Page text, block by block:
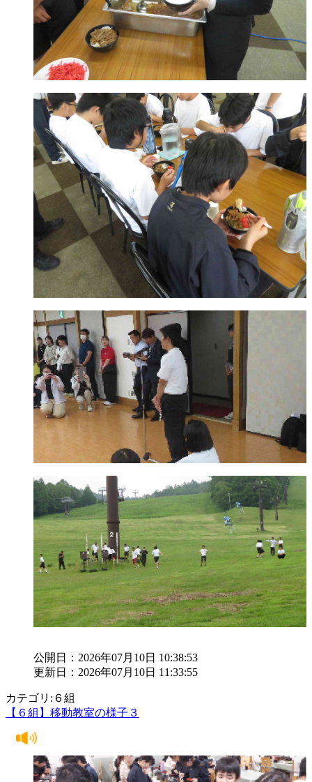
公開日：2026年07月10日 10:38:53
更新日：2026年07月10日 11:33:55
カテゴリ:６組
【６組】移動教室の様子３